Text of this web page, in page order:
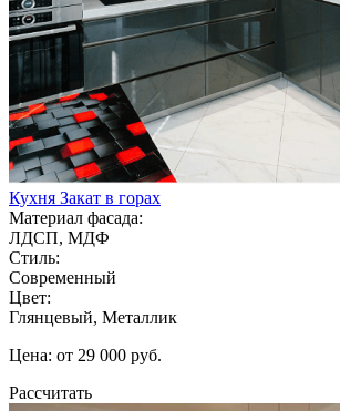
Кухня Закат в горах
Материал фасада:
ЛДСП, МДФ
Стиль:
Современный
Цвет:
Глянцевый, Металлик
Цена: от 29 000 руб.
Рассчитать